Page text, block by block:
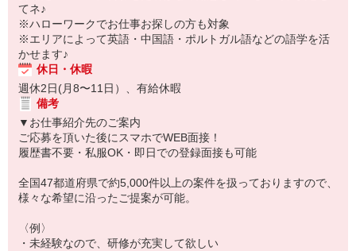
てネ♪
※ハローワークでお仕事お探しの方も対象
※エリアによって英語・中国語・ポルトガル語などの語学を活
かせます♪
休日・休暇
週休2日(月8〜11日）、有給休暇
備考
▼お仕事紹介先のご案内
ご応募を頂いた後にスマホでWEB面接！
履歴書不要・私服OK・即日での登録面接も可能
全国47都道府県で約5,000件以上の案件を扱っておりますので、
様々な希望に沿ったご提案が可能。
〈例〉
・未経験なので、研修が充実して欲しい